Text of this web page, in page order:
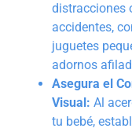
distracciones
accidentes,
juguetes
adornos
Asegura el
Visual: Al
tu bebé,